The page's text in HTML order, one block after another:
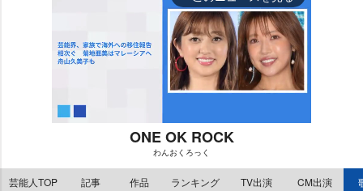
M
u
ONE OK ROCK
わんおくろっく
芸能人TOP 記事 作品 ランキング TV出演 CM出演